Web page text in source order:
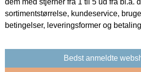
sortimentstørrelse, kundeservice,
betingelser, leveringsformer og
Bedst anmeldte